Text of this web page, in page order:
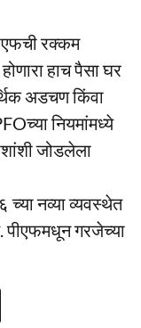
रक्कम
हाच पैसा घर
अडचण किंवा
नियमांमध्ये
जोडलेला
नव्या व्यवस्थेत
गरजेच्या